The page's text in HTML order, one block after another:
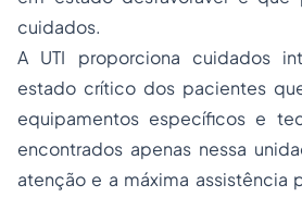
cuidados.
A UTI proporciona cuidados
estado crítico dos pacientes
equipamentos específicos e
encontrados apenas nessa
atenção e a máxima assistência